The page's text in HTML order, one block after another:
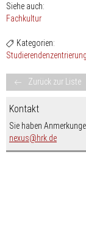
Siehe auch:
Fachkultur
Kategorien:
Studierendenzentrierung
Zurück zur Liste
Kontakt
Sie haben
nexus
nospam-
hrk.de